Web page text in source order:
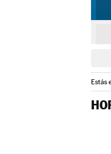
Estás